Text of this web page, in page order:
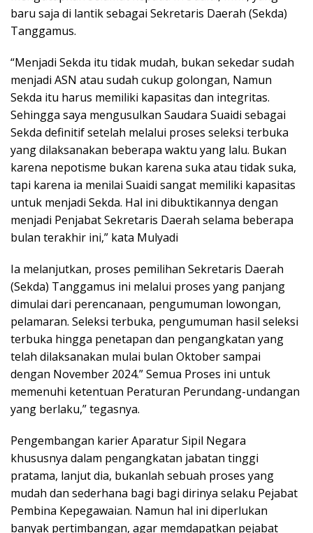
baru saja di lantik sebagai Sekretaris Daerah (Sekda)
Tanggamus.
“Menjadi Sekda itu tidak mudah, bukan sekedar sudah
menjadi ASN atau sudah cukup golongan, Namun
Sekda itu harus memiliki kapasitas dan integritas.
Sehingga saya mengusulkan Saudara Suaidi sebagai
Sekda definitif setelah melalui proses seleksi terbuka
yang dilaksanakan beberapa waktu yang lalu. Bukan
karena nepotisme bukan karena suka atau tidak suka,
tapi karena ia menilai Suaidi sangat memiliki kapasitas
untuk menjadi Sekda. Hal ini dibuktikannya dengan
menjadi Penjabat Sekretaris Daerah selama beberapa
bulan terakhir ini,” kata Mulyadi
Ia melanjutkan, proses pemilihan Sekretaris Daerah
(Sekda) Tanggamus ini melalui proses yang panjang
dimulai dari perencanaan, pengumuman lowongan,
pelamaran. Seleksi terbuka, pengumuman hasil seleksi
terbuka hingga penetapan dan pengangkatan yang
telah dilaksanakan mulai bulan Oktober sampai
dengan November 2024.” Semua Proses ini untuk
memenuhi ketentuan Peraturan Perundang-undangan
yang berlaku,” tegasnya.
Pengembangan karier Aparatur Sipil Negara
khususnya dalam pengangkatan jabatan tinggi
pratama, lanjut dia, bukanlah sebuah proses yang
mudah dan sederhana bagi bagi dirinya selaku Pejabat
Pembina Kepegawaian. Namun hal ini diperlukan
banyak pertimbangan, agar memdapatkan pejabat